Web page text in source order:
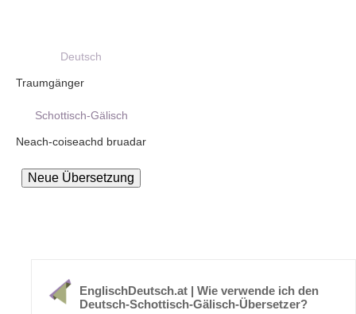
Deutsch
Traumgänger
Schottisch-Gälisch
Neach-coiseachd bruadar
EnglischDeutsch.at | Wie verwende ich den
Deutsch-Schottisch-Gälisch-Übersetzer?